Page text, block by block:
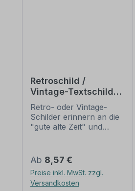
Retroschild /
Vintage-Textschild
Bin im Garten
Retro- oder Vintage-
Schilder erinnern an die
"gute alte Zeit" und
großer Beliebheit. Sind
diese Schilder im Original
nur schwer und häufig
nur zu horrenden Preise
Regulärer Preis:
Ab 8,57 €
Preise inkl. MwSt. zzgl.
Versandkosten